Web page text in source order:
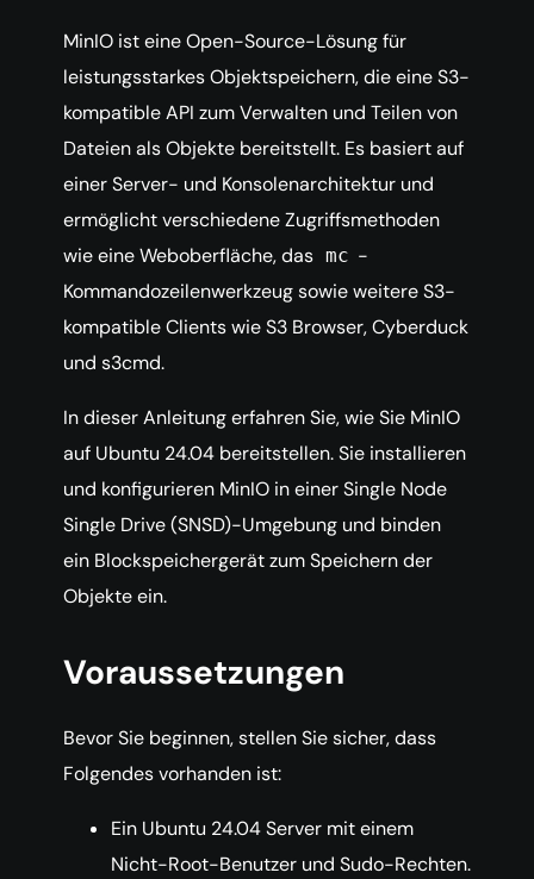
MinIO ist eine Open-Source-Lösung für
leistungsstarkes Objektspeichern, die eine S3-
kompatible API zum Verwalten und Teilen von
Dateien als Objekte bereitstellt. Es basiert auf
einer Server- und Konsolenarchitektur und
ermöglicht verschiedene Zugriffsmethoden
wie eine Weboberfläche, das mc -
Kommandozeilenwerkzeug sowie weitere S3-
kompatible Clients wie S3 Browser, Cyberduck
und s3cmd.
In dieser Anleitung erfahren Sie, wie Sie MinIO
auf Ubuntu 24.04 bereitstellen. Sie installieren
und konfigurieren MinIO in einer Single Node
Single Drive (SNSD)-Umgebung und binden
ein Blockspeichergerät zum Speichern der
Objekte ein.
Voraussetzungen
Bevor Sie beginnen, stellen Sie sicher, dass
Folgendes vorhanden ist:
Ein Ubuntu 24.04 Server mit einem
Nicht-Root-Benutzer und Sudo-Rechten.